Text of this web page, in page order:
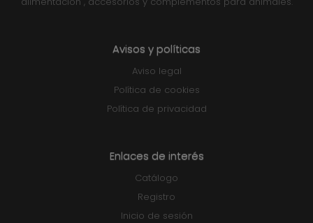
Avisos y políticas
Aviso legal
Política de cookies
Política de privacidad
Enlaces de interés
Catálogo
Registro
Inicio de sesión